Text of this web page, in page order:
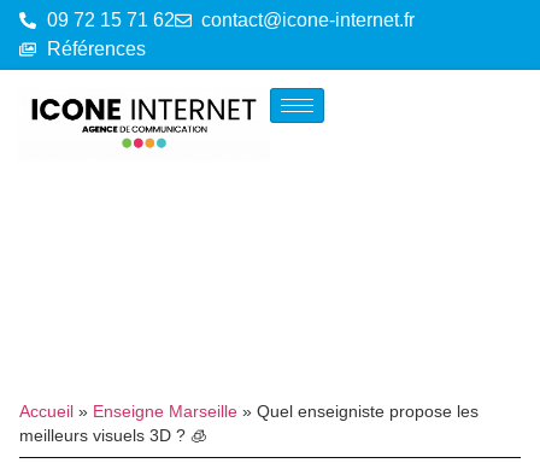
09 72 15 71 62
contact@icone-internet.fr
Références
Accueil » Enseigne Marseille » Quel enseigniste propose les
meilleurs visuels 3D ? 🧊